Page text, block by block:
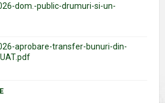
dom.-public-drumuri-si-un-
aprobare-transfer-bunuri-din-